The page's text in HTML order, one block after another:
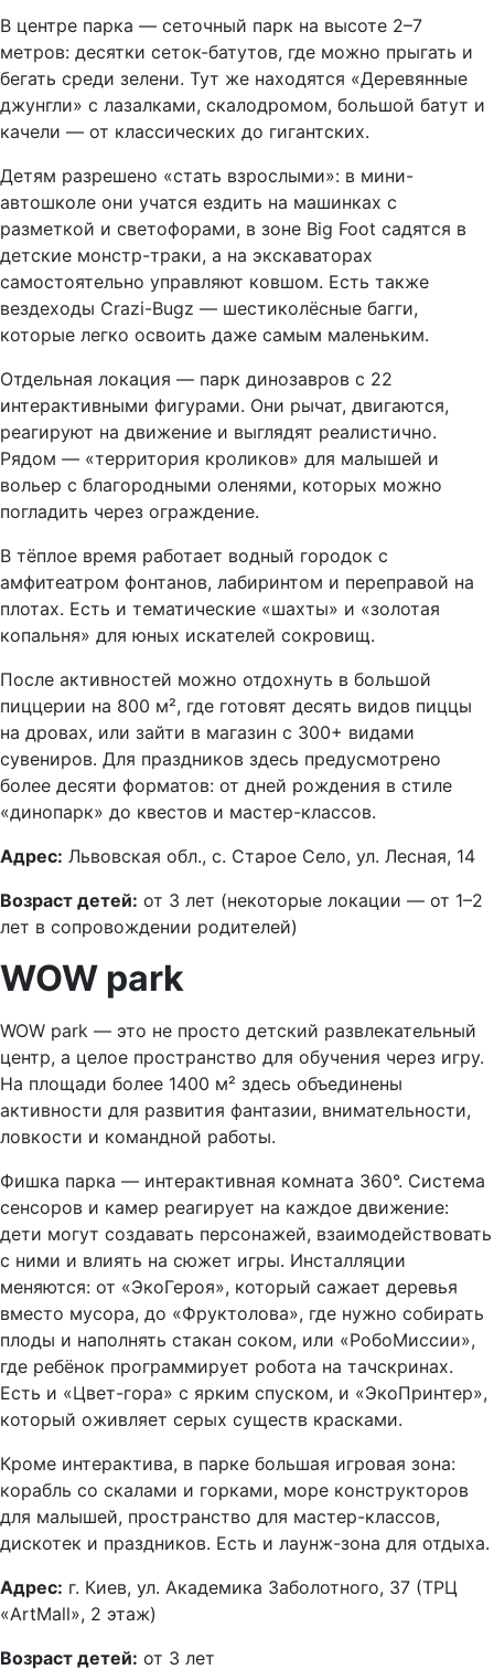
В центре парка — сеточный парк на высоте 2–7
метров: десятки сеток-батутов, где можно прыгать и
бегать среди зелени. Тут же находятся «Деревянные
джунгли» с лазалками, скалодромом, большой батут и
качели — от классических до гигантских.
Детям разрешено «стать взрослыми»: в мини-
автошколе они учатся ездить на машинках с
разметкой и светофорами, в зоне Big Foot садятся в
детские монстр-траки, а на экскаваторах
самостоятельно управляют ковшом. Есть также
вездеходы Crazi-Bugz — шестиколёсные багги,
которые легко освоить даже самым маленьким.
Отдельная локация — парк динозавров с 22
интерактивными фигурами. Они рычат, двигаются,
реагируют на движение и выглядят реалистично.
Рядом — «территория кроликов» для малышей и
вольер с благородными оленями, которых можно
погладить через ограждение.
В тёплое время работает водный городок с
амфитеатром фонтанов, лабиринтом и переправой на
плотах. Есть и тематические «шахты» и «золотая
копальня» для юных искателей сокровищ.
После активностей можно отдохнуть в большой
пиццерии на 800 м², где готовят десять видов пиццы
на дровах, или зайти в магазин с 300+ видами
сувениров. Для праздников здесь предусмотрено
более десяти форматов: от дней рождения в стиле
«динопарк» до квестов и мастер-классов.
Адрес: Львовская обл., с. Старое Село, ул. Лесная, 14
Возраст детей: от 3 лет (некоторые локации — от 1–2
лет в сопровождении родителей)
WOW park
WOW park — это не просто детский развлекательный
центр, а целое пространство для обучения через игру.
На площади более 1400 м² здесь объединены
активности для развития фантазии, внимательности,
ловкости и командной работы.
Фишка парка — интерактивная комната 360°. Система
сенсоров и камер реагирует на каждое движение:
дети могут создавать персонажей, взаимодействовать
с ними и влиять на сюжет игры. Инсталляции
меняются: от «ЭкоГероя», который сажает деревья
вместо мусора, до «Фруктолова», где нужно собирать
плоды и наполнять стакан соком, или «РобоМиссии»,
где ребёнок программирует робота на тачскринах.
Есть и «Цвет-гора» с ярким спуском, и «ЭкоПринтер»,
который оживляет серых существ красками.
Кроме интерактива, в парке большая игровая зона:
корабль со скалами и горками, море конструкторов
для малышей, пространство для мастер-классов,
дискотек и праздников. Есть и лаунж-зона для отдыха.
Адрес: г. Киев, ул. Академика Заболотного, 37 (ТРЦ
«ArtMall», 2 этаж)
Возраст детей: от 3 лет